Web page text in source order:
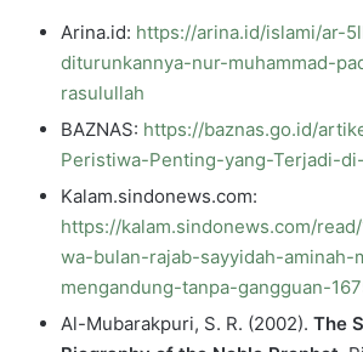
Arina.id: https://arina.id/islami/ar-
diturunkannya-nur-muhammad-
rasulullah
BAZNAS: https://baznas.go.id/
Peristiwa-Penting-yang-Terjadi-
Kalam.sindonews.com:
https://kalam.sindonews.com/
wa-bulan-rajab-sayyidah-aminah-
mengandung-tanpa-gangguan-
Al-Mubarakpuri, S. R. (2002). The